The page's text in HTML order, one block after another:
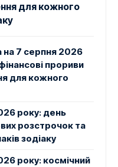
для кожного
на 7 серпня 2026
прориви
для кожного
року: день
розстрочок та
зодіаку
року: космічний